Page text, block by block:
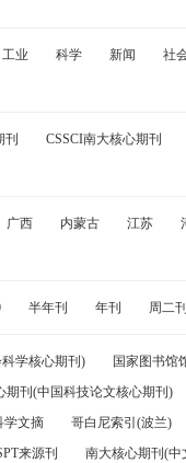
工业 科学 新闻 社
刊 CSSCI南大核心期刊
广西 内蒙古 江苏
半年刊 年刊 周二刊
学核心期刊) 国家图书馆
期刊(中国科技论文核心期刊)
学文摘 哥白尼索引(波兰)
来源刊 南大核心期刊(